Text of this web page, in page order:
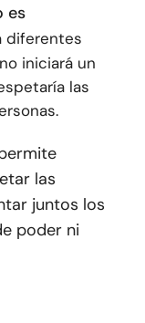
es
diferentes
iniciará un
las
las
juntos los
poder ni